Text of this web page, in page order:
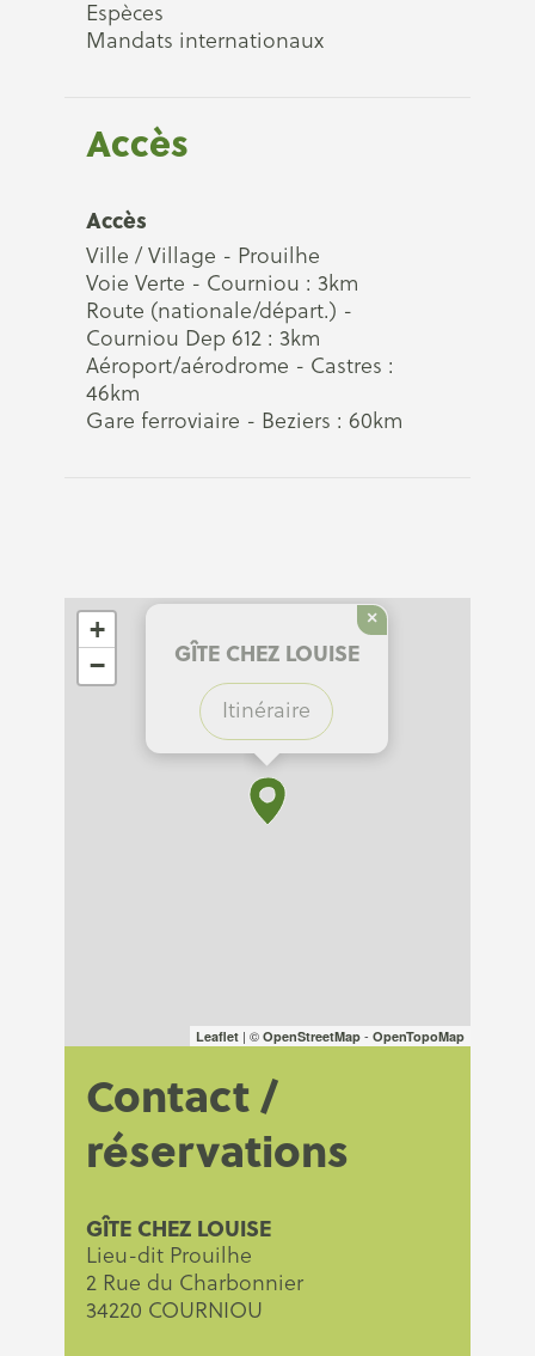
Espèces
Mandats internationaux
Accès
Accès
Ville / Village - Prouilhe
Voie Verte - Courniou : 3km
Route (nationale/départ.) -
Courniou Dep 612 : 3km
Aéroport/aérodrome - Castres :
46km
Gare ferroviaire - Beziers : 60km
GÎTE CHEZ LOUISE
Itinéraire
×
+
−
Leaflet | © OpenStreetMap - OpenTopoMap
Contact /
réservations
GÎTE CHEZ LOUISE
Lieu-dit Prouilhe
2 Rue du Charbonnier
34220 COURNIOU